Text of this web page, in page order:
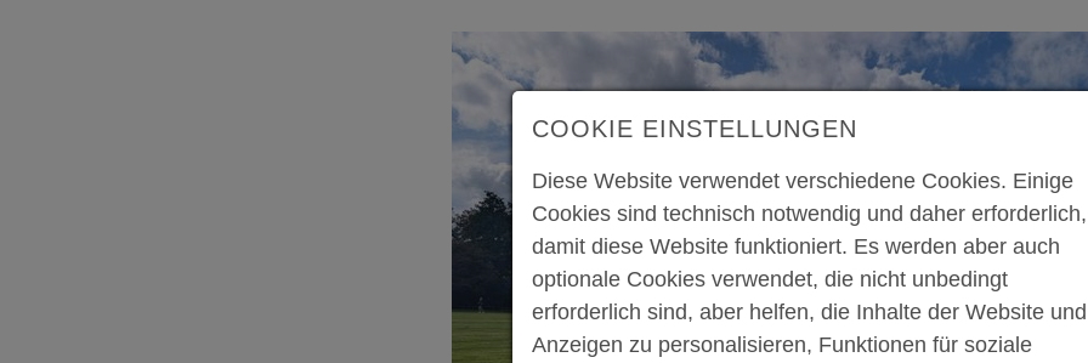
COOKIE EINSTELLUNGEN
Diese Website verwendet verschiedene Cookies. Einige
Cookies sind technisch notwendig und daher erforderlich,
damit diese Website funktioniert. Es werden aber auch
optionale Cookies verwendet, die nicht unbedingt
erforderlich sind, aber helfen, die Inhalte der Website und
Anzeigen zu personalisieren, Funktionen für soziale